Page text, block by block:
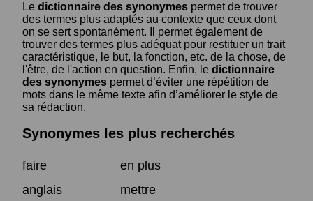
Le dictionnaire des synonymes permet de trouver
des termes plus adaptés au contexte que ceux dont
on se sert spontanément. Il permet également de
trouver des termes plus adéquat pour restituer un trait
caractéristique, le but, la fonction, etc. de la chose, de
l'être, de l'action en question. Enfin, le dictionnaire
des synonymes permet d’éviter une répétition de
mots dans le même texte afin d’améliorer le style de
sa rédaction.
Synonymes les plus recherchés
faire
en plus
anglais
mettre